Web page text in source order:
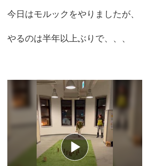
今日はモルックをやりましたが、
やるのは半年以上ぶりで、、、